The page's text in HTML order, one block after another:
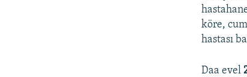
köre,
hastası
Daa evel